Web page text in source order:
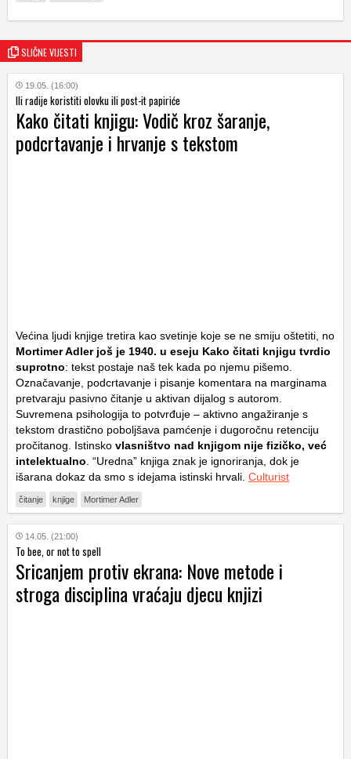
SLIČNE VIJESTI
19.05. (16:00)
Ili radije koristiti olovku ili post-it papiriće
Kako čitati knjigu: Vodič kroz šaranje,
podcrtavanje i hrvanje s tekstom
Većina ljudi knjige tretira kao svetinje koje se ne smiju oštetiti, no
Mortimer Adler još je 1940. u eseju Kako čitati knjigu tvrdio
suprotno: tekst postaje naš tek kada po njemu pišemo.
Označavanje, podcrtavanje i pisanje komentara na marginama
pretvaraju pasivno čitanje u aktivan dijalog s autorom.
Suvremena psihologija to potvrđuje – aktivno angažiranje s
tekstom drastično poboljšava pamćenje i dugoročnu retenciju
pročitanog. Istinsko vlasništvo nad knjigom nije fizičko, već
intelektualno . “Uredna” knjiga znak je ignoriranja, dok je
išarana dokaz da smo s idejama istinski hrvali. Culturist
čitanje knjige Mortimer Adler
14.05. (21:00)
To bee, or not to spell
Sricanjem protiv ekrana: Nove metode i
stroga disciplina vraćaju djecu knjizi